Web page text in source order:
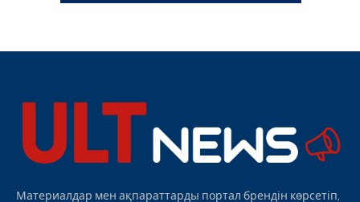
Материалдар мен ақпараттарды портал брендін көрсетіп,